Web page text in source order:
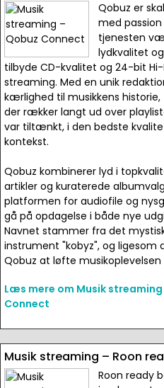
Qobuz er
med
tjenesten
lydkvalitet
tilbyde CD-kvalitet og 24-bit
streaming. Med en unik
kærlighed til musikkens
der rækker langt ud over
var tiltænkt, i den bedste
kontekst.
Qobuz kombinerer lyd i
artikler og kuraterede
platformen for audiofile og
gå på opdagelse i både nye
Navnet stammer fra det
instrument "kobyz", og ligesom
Qobuz at løfte
Læs mere om Musik streaming
Connect
Musik streaming – Roon
Roon ready